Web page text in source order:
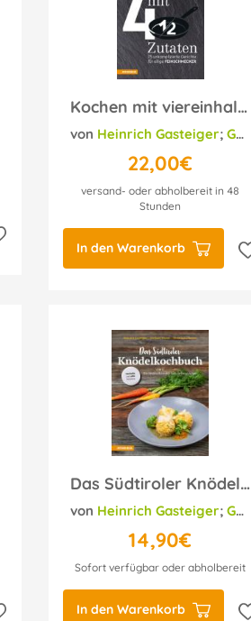
;Helmut Bachmann
Kochen mit viereinhalb Zutaten
von Heinrich Gasteiger; Gerhard Wieser
22,00€
versand- oder abholbereit in 48
Stunden
In den Warenkorb
Das Südtiroler Knödelkochbuch
von Heinrich Gasteiger; Gerhard Wieser
14,90€
Sofort verfügbar oder abholbereit
In den Warenkorb